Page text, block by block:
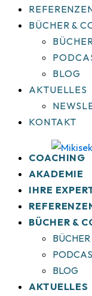
BÜCHER &
BÜCHER
BLOG
AKTUELLES
KONTAKT
COACHING
AKADEMIE
IHRE
BÜCHER &
BÜCHER
BLOG
AKTUELLES